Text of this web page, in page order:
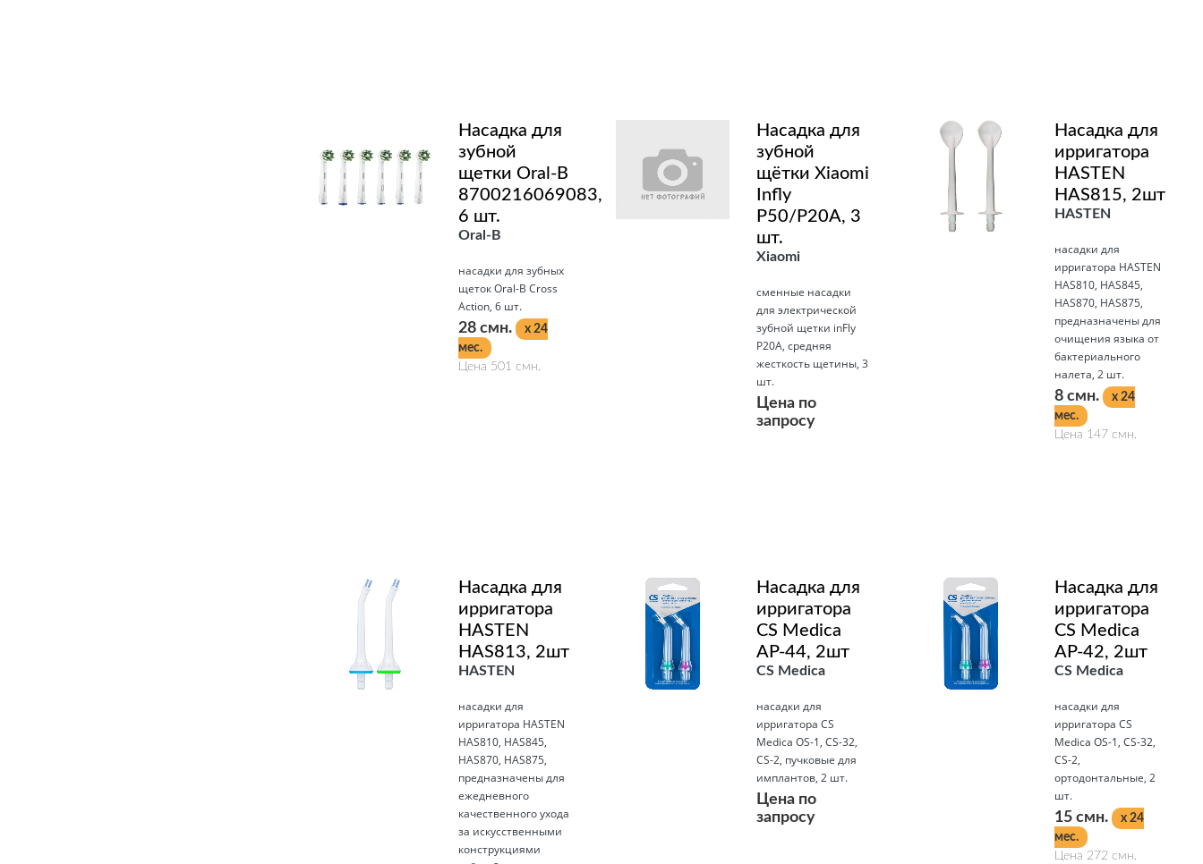
Насадка для
зубной
щетки Oral-B
8700216069083,
6 шт.
Oral-B
насадки для зубных
щеток Oral-B Cross
Action, 6 шт.
28 смн.
x 24
мес.
Цена 501 смн.
Насадка для
зубной
щётки Xiaomi
Infly
P50/P20A, 3
шт.
Xiaomi
сменные насадки
для электрической
зубной щетки inFly
P20A, средняя
жесткость щетины, 3
шт.
Цена по
запросу
Насадка для
ирригатора
HASTEN
HAS815, 2шт
HASTEN
насадки для
ирригатора HASTEN
HAS810, HAS845,
HAS870, HAS875,
предназначены для
очищения языка от
бактериального
налета, 2 шт.
8 смн.
x 24
мес.
Цена 147 смн.
Насадка для
ирригатора
HASTEN
HAS813, 2шт
HASTEN
насадки для
ирригатора HASTEN
HAS810, HAS845,
HAS870, HAS875,
предназначены для
ежедневного
качественного ухода
за искусственными
конструкциями
Насадка для
ирригатора
CS Medica
AP-44, 2шт
CS Medica
насадки для
ирригатора CS
Medica OS-1, CS-32,
CS-2, пучковые для
имплантов, 2 шт.
Цена по
запросу
Насадка для
ирригатора
CS Medica
AP-42, 2шт
CS Medica
насадки для
ирригатора CS
Medica OS-1, CS-32,
CS-2,
ортодонтальные, 2
шт.
15 смн.
x 24
мес.
Цена 272 смн.